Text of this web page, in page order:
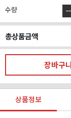
수량
총상품금액
상품정보